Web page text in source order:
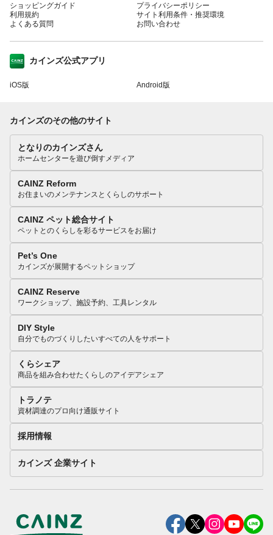
ショッピングガイド
利用規約
よくある質問
プライバシーポリシー
サイト利用条件・推奨環境
お問い合わせ
カインズ公式アプリ
iOS版 Android版
カインズのその他のサイト
となりのカインズさん
ホームセンターを遊び倒すメディア
CAINZ Reform
お住まいのメンテナンスとくらしのサポート
CAINZ ペット総合サイト
ペットとのくらしを彩るサービスをお届け
Pet’s One
カインズが展開するペットショップ
CAINZ Reserve
ワークショップ、施設予約、工具レンタル
DIY Style
自分でものづくりしたいすべての人をサポート
くらシェア
商品を組み合わせたくらしのアイデアシェア
トラノテ
資材調達のプロ向け通販サイト
採用情報
カインズ 企業サイト